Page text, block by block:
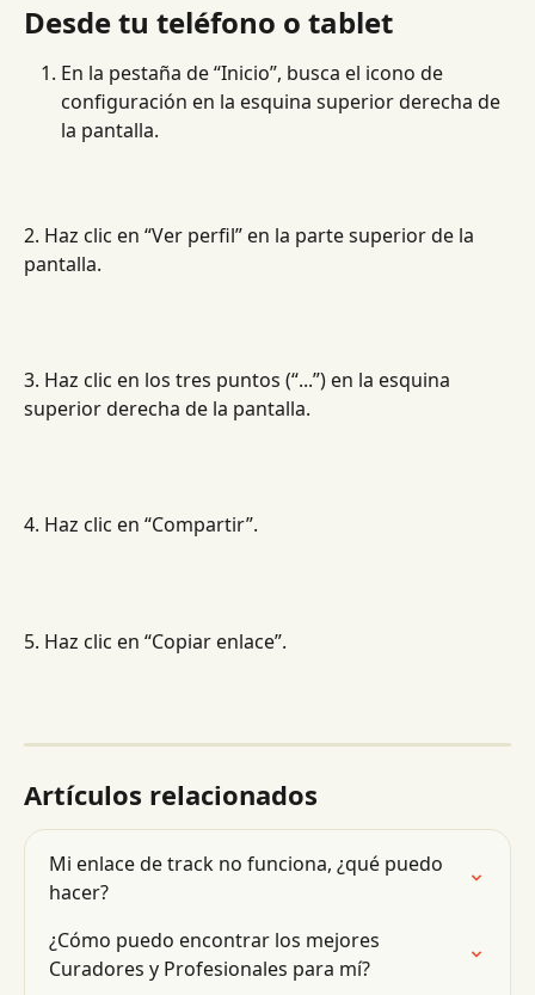
Desde tu teléfono o tablet
En la pestaña de “Inicio”, busca el icono de
configuración en la esquina superior derecha de
la pantalla.
2. Haz clic en “Ver perfil” en la parte superior de la
pantalla.
3. Haz clic en los tres puntos (“...”) en la esquina
superior derecha de la pantalla.
4. Haz clic en “Compartir”.
5. Haz clic en “Copiar enlace”.
Artículos relacionados
Mi enlace de track no funciona, ¿qué puedo
hacer?
¿Cómo puedo encontrar los mejores
Curadores y Profesionales para mí?